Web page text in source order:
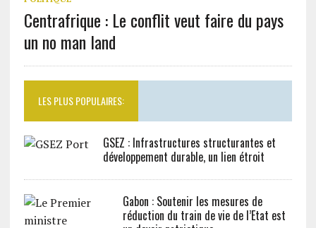
Centrafrique : Le conflit veut faire du pays
un no man land
LES PLUS POPULAIRES:
GSEZ : Infrastructures structurantes et
développement durable, un lien étroit
Gabon : Soutenir les mesures de
réduction du train de vie de l’Etat est